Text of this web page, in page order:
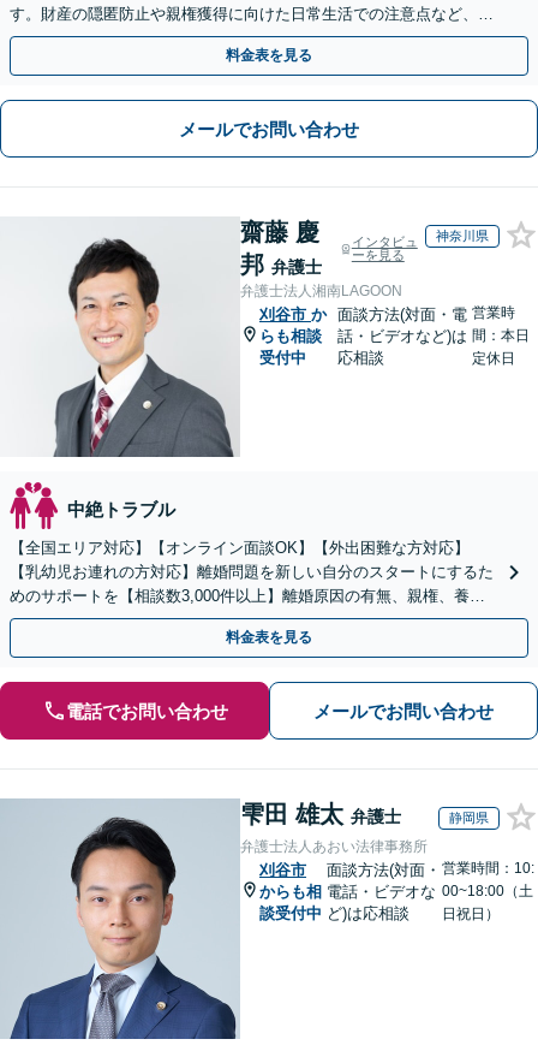
す。財産の隠匿防止や親権獲得に向けた日常生活での注意点など、フ
ェーズに応じたアドバイスを提供します【子連れの相談OK】
料金表を見る
メールでお問い合わせ
齋藤 慶
邦 弁護士
インタビュ
ーを見る
神奈川県
弁護士法人湘南LAGOON
刈谷市 か
らも相談
受付中
面談方法(対面・電
話・ビデオなど)は
応相談
営業時
間：本日
定休日
中絶トラブル
【全国エリア対応】【オンライン面談OK】【外出困難な方対応】
【乳幼児お連れの方対応】離婚問題を新しい自分のスタートにするた
めのサポートを【相談数3,000件以上】離婚原因の有無、親権、養育
費、財産分与、慰謝料請求【夜間・休日相談可】
料金表を見る
電話でお問い合わせ メールでお問い合わせ
雫田 雄太 弁護士 静岡県
弁護士法人あおい法律事務所
刈谷市
からも相
談受付中
面談方法(対面・
電話・ビデオな
ど)は応相談
営業時間：10:
00~18:00（土
日祝日）